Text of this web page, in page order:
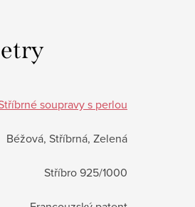
soupravy s perlou
Béžová, Stříbrná, Zelená
Stříbro 925/1000